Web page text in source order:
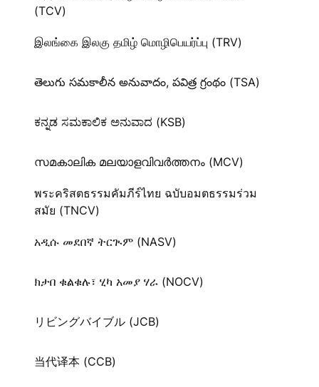
(TCV)
இலங்கை இலகு தமிழ் மொழிபெயர்ப்பு (TRV)
తెలుగు సమకాలీన అనువాదం, పవిత్ర గ్రంథం (TSA)
ಕನ್ನಡ ಸಮಕಾಲಿಕ ಅನುವಾದ (KSB)
സമകാലിക മലയാളവിവർത്തനം (MCV)
พระคริสตธรรมคัมภีร์ไทย ฉบับอมตธรรมร่วม
สมัย (TNCV)
አዲሱ መደበኛ ትርጒም (NASV)
ክታበ ቁልቁሉ፣ ሂካ አመያ ሃራ (NOCV)
リビングバイブル (JCB)
当代译本 (CCB)